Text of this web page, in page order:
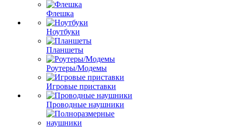
Флешка
Ноутбуки
Планшеты
Роутеры/Модемы
Игровые приставки
Проводные наушники